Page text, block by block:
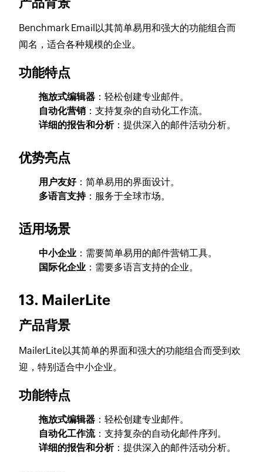
Benchmark Email以其简单易用和强大的功能组合而
闻名，适合各种规模的企业。
功能特点
拖放式编辑器 ：轻松创建专业邮件。
自动化营销 ：支持复杂的自动化工作流。
详细的报告和分析：提供深入的邮件活动分析。
优势亮点
用户友好：简单易用的界面设计。
多语言支持：服务于全球市场。
适用场景
中小企业 ：需要简单易用的邮件营销工具。
国际化企业 ：需要多语言支持的企业。
13. MailerLite
产品背景
MailerLite以其简单的界面和强大的功能组合而受到欢
迎，特别适合中小企业。
功能特点
拖放式编辑器 ：轻松创建专业邮件。
自动化工作流：支持复杂的自动化邮件序列。
详细的报告和分析：提供深入的邮件活动分析。